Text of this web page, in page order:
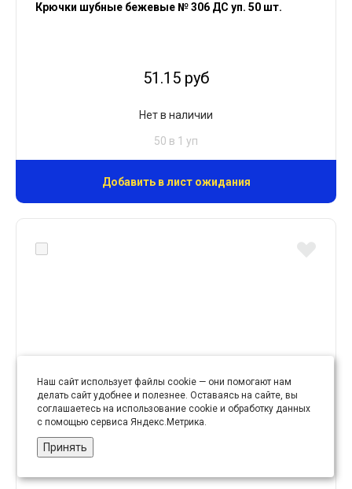
Крючки шубные бежевые № 306 ДС уп. 50 шт.
51.15 руб
Нет в наличии
50 в 1 уп
Добавить в лист ожидания
Крючки шубные темно-бежевые № 311 ДС уп. 50
Наш сайт использует файлы cookie — они помогают нам
делать сайт удобнее и полезнее. Оставаясь на сайте, вы
соглашаетесь на использование cookie и обработку данных
с помощью сервиса Яндекс.Метрика.
Принять